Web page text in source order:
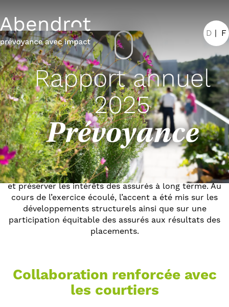
D F
Rapport annuel
2025
Prévoyance
Responsabilité approfondie
L’exercice 2025 a été marqué par des décisions
stratégiques, le développement de partenariats
centraux et une base financière stable. En tant
que caisse de pension durable, Abendrot allie
sécurité et responsabilité.
Pour nous, la prévoyance signifie gérer les risques
avec prudence, établir une collaboration engageante
et préserver les intérêts des assurés à long terme. Au
cours de l’exercice écoulé, l’accent a été mis sur les
développements structurels ainsi que sur une
participation équitable des assurés aux résultats des
placements.
Collaboration renforcée avec
les courtiers